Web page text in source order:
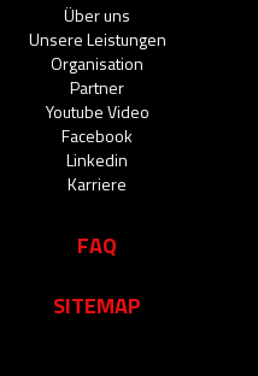
Über uns
Unsere Leistungen
Organisation
Partner
Youtube Video
Facebook
Linkedin
Karriere
FAQ
SITEMAP